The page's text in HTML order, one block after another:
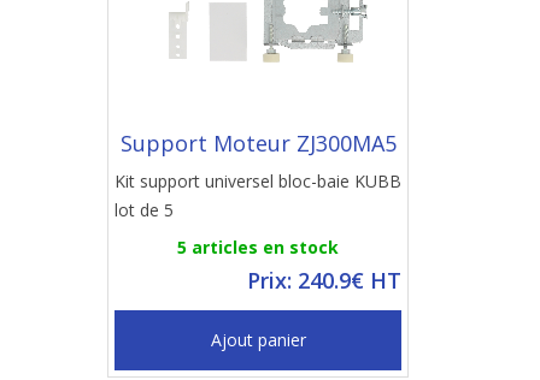
Support Moteur ZJ300MA5
Kit support universel bloc-baie KUBB
lot de 5
5 articles en stock
Prix: 240.9€ HT
Ajout panier